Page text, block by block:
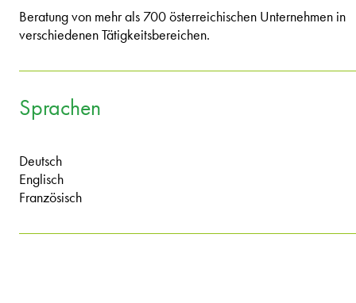
Beratung von mehr als 700 österreichischen Unternehmen in
verschiedenen Tätigkeitsbereichen.
Sprachen
Deutsch
Englisch
Französisch